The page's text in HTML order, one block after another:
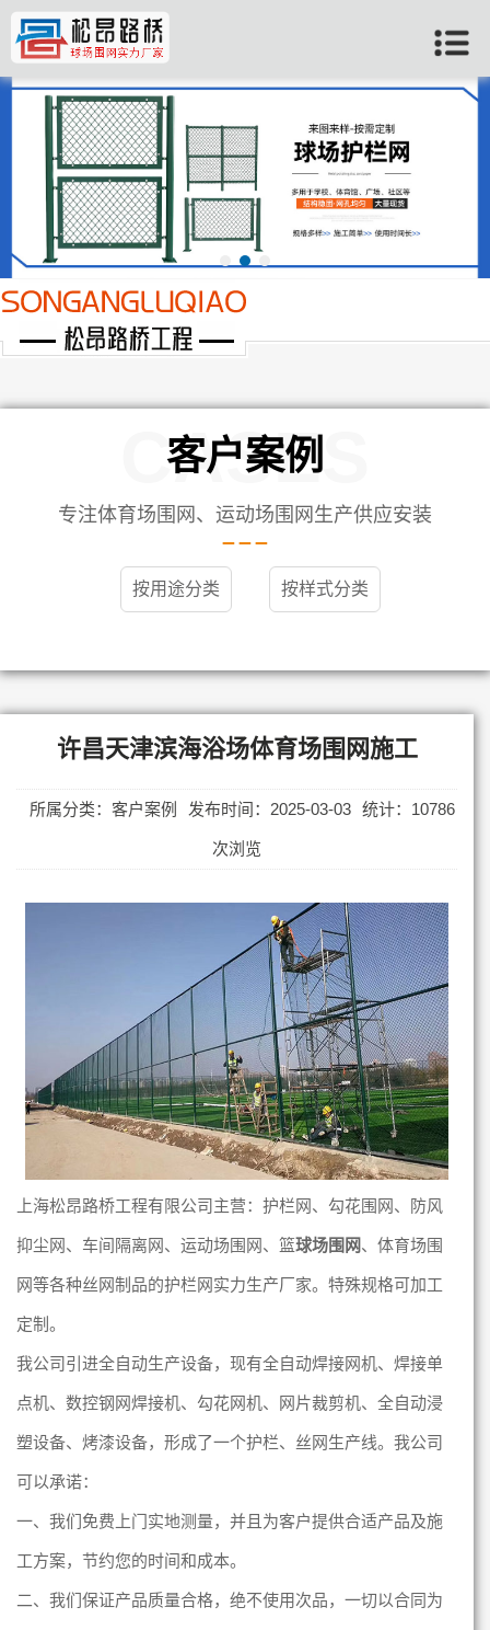
客户案例
CASES
专注体育场围网、运动场围网生产供应安装
按用途分类 按样式分类
许昌天津滨海浴场体育场围网施工
所属分类：客户案例 发布时间：2025-03-03 统计：10786
次浏览
上海松昂路桥工程有限公司主营：护栏网、勾花围 网、防风
抑尘网、车间隔离网、运动场围网、篮球场围网、体育场围
网等各种丝网制品的护栏网实力生产厂家。特殊规格可加工
定制。
我公司引进全自动生产设备，现有全自动焊接网机、焊接单
点机、数控钢网焊接机、勾花网机、网片裁剪机、全自动浸
塑设备、烤漆设备，形成了一个护栏、丝网生产线。 我公司
可以承诺：
一、我们免费上门实地测量，并且为客户提供合适产品及施
工方案，节约您的时间和成本。
二、我们保证产品质量合格，绝不使用次品，一切以合同为